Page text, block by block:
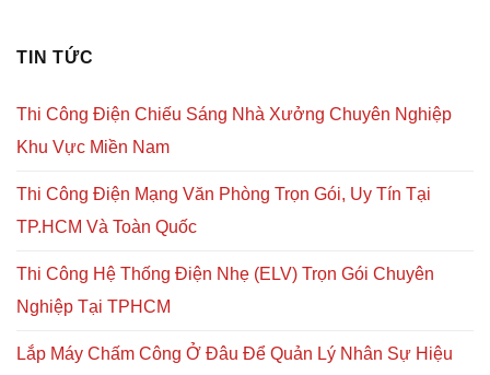
TIN TỨC
Thi Công Điện Chiếu Sáng Nhà Xưởng Chuyên Nghiệp
Khu Vực Miền Nam
Thi Công Điện Mạng Văn Phòng Trọn Gói, Uy Tín Tại
TP.HCM Và Toàn Quốc
Thi Công Hệ Thống Điện Nhẹ (ELV) Trọn Gói Chuyên
Nghiệp Tại TPHCM
Lắp Máy Chấm Công Ở Đâu Để Quản Lý Nhân Sự Hiệu